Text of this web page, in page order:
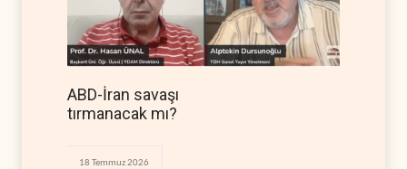
ABD-İran savaşı
tırmanacak mı?
18 Temmuz 2026